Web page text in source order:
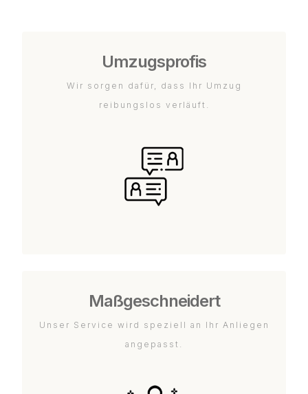
Umzugsprofis
Wir sorgen dafür, dass Ihr Umzug
reibungslos verläuft.
Maßgeschneidert
Unser Service wird speziell an Ihr Anliegen
angepasst.